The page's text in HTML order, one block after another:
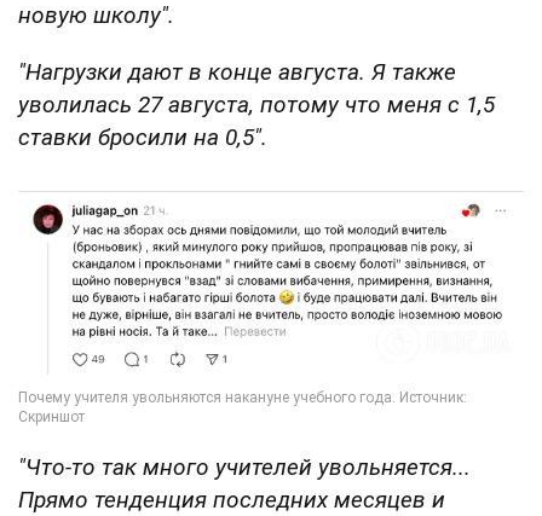
новую школу".
"Нагрузки дают в конце августа. Я также
уволилась 27 августа, потому что меня с 1,5
ставки бросили на 0,5".
"Что-то так много учителей увольняется...
Прямо тенденция последних месяцев и